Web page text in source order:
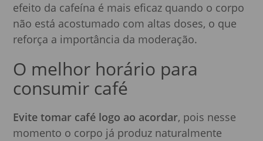
efeito da cafeína é mais eficaz quando o corpo
não está acostumado com altas doses, o que
reforça a importância da moderação.
O melhor horário para
consumir café
Evite tomar café logo ao acordar, pois nesse
momento o corpo já produz naturalmente